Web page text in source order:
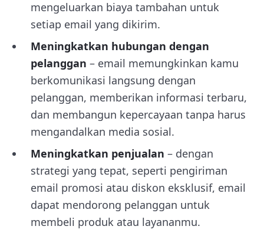
mengeluarkan biaya tambahan untuk
setiap email yang dikirim.
Meningkatkan hubungan dengan
pelanggan – email memungkinkan kamu
berkomunikasi langsung dengan
pelanggan, memberikan informasi terbaru,
dan membangun kepercayaan tanpa harus
mengandalkan media sosial.
Meningkatkan penjualan – dengan
strategi yang tepat, seperti pengiriman
email promosi atau diskon eksklusif, email
dapat mendorong pelanggan untuk
membeli produk atau layananmu.